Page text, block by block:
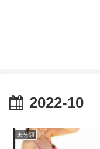
2022-10
未分類